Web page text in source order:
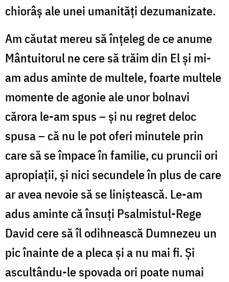
chiorâș ale unei umanități dezumanizate.
Am căutat mereu să înțeleg de ce anume
Mântuitorul ne cere să trăim din El și mi-
am adus aminte de multele, foarte multele
momente de agonie ale unor bolnavi
cărora le-am spus – și nu regret deloc
spusa – că nu le pot oferi minutele prin
care să se împace în familie, cu pruncii ori
apropiații, și nici secundele în plus de care
ar avea nevoie să se liniștească. Le-am
adus aminte că însuți Psalmistul-Rege
David cere să îl odihnească Dumnezeu un
pic înainte de a pleca și a nu mai fi. Și
ascultându-le spovada ori poate numai